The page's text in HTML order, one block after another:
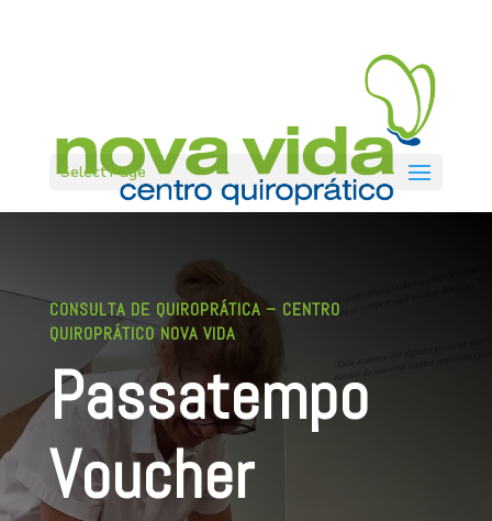
Select Page
CONSULTA DE QUIROPRÁTICA – CENTRO
QUIROPRÁTICO NOVA VIDA
Passatempo
Voucher